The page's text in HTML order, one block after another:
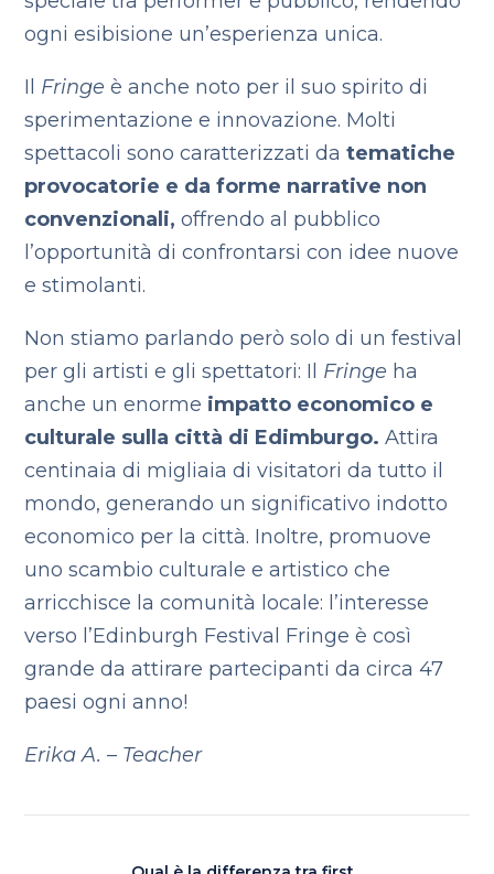
ogni esibisione un’esperienza unica.
Il Fringe è anche noto per il suo spirito di
sperimentazione e innovazione. Molti
spettacoli sono caratterizzati da tematiche
provocatorie e da forme narrative non
convenzionali,offrendo al pubblico
l’opportunità di confrontarsi con idee nuove
e stimolanti.
Non stiamo parlando però solo di un festival
per gli artisti e gli spettatori: Il Fringe ha
anche un enorme impatto economico e
culturale sulla città di Edimburgo. Attira
centinaia di migliaia di visitatori da tutto il
mondo, generando un significativo indotto
economico per la città. Inoltre, promuove
uno scambio culturale e artistico che
arricchisce la comunità locale: l’interesse
verso l’Edinburgh Festival Fringe è così
grande da attirare partecipanti da circa 47
paesi ogni anno!
Erika A. – Teacher